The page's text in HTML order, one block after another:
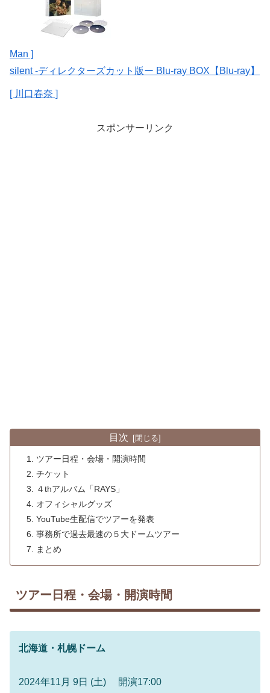
Man ]
silent -ディレクターズカット版ー Blu-ray BOX【Blu-ray】
[ 川口春奈 ]
スポンサーリンク
目次
ツアー日程・会場・開演時間
チケット
４thアルバム「RAYS」
オフィシャルグッズ
YouTube生配信でツアーを発表
事務所で過去最速の５大ドームツアー
まとめ
ツアー日程・会場・開演時間
北海道・札幌ドーム
2024年11月 9日 (土) 開演17:00